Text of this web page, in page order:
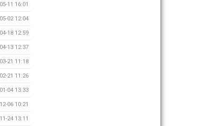
11 16:01
02 12:04
18 12:59
13 12:37
21 11:18
21 11:26
04 13:33
06 10:21
24 13:11